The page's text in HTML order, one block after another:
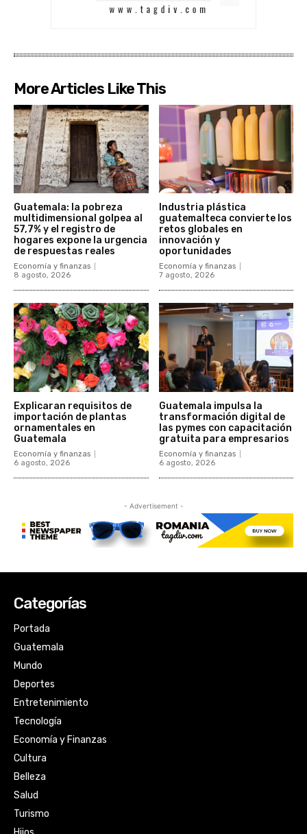
Categorías
Portada
Guatemala
Mundo
Deportes
Entretenimiento
Tecnología
Economía y Finanzas
Cultura
Belleza
Salud
Turismo